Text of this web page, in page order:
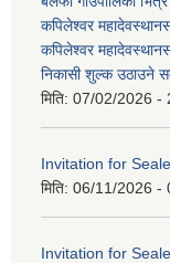
कपिलेश्वर
कपिलेश्वर
निकासी शुल्क उठाउने
मिति: 07/02/2026 -
Invitation for
मिति: 06/11/2026 -
Invitation for